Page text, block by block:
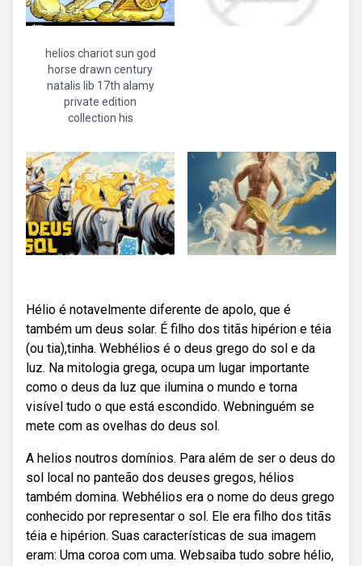
helios chariot sun god
horse drawn century
natalis lib 17th alamy
private edition
collection his
Hélio é notavelmente diferente de apolo, que é
também um deus solar. É filho dos titãs hipérion e téia
(ou tia),tinha. Webhélios é o deus grego do sol e da
luz. Na mitologia grega, ocupa um lugar importante
como o deus da luz que ilumina o mundo e torna
visível tudo o que está escondido. Webninguém se
mete com as ovelhas do deus sol.
A helios noutros domínios. Para além de ser o deus do
sol local no panteão dos deuses gregos, hélios
também domina. Webhélios era o nome do deus grego
conhecido por representar o sol. Ele era filho dos titãs
téia e hipérion. Suas características de sua imagem
eram: Uma coroa com uma. Websaiba tudo sobre hélio,